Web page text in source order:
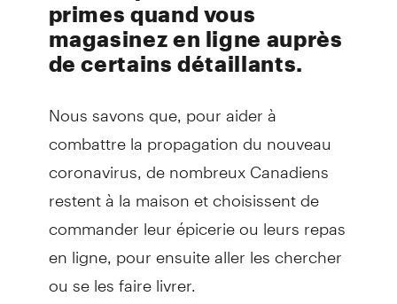
primes quand vous
magasinez en ligne auprès
de certains détaillants.
Nous savons que, pour aider à
combattre la propagation du nouveau
coronavirus, de nombreux Canadiens
restent à la maison et choisissent de
commander leur épicerie ou leurs repas
en ligne, pour ensuite aller les chercher
ou se les faire livrer.